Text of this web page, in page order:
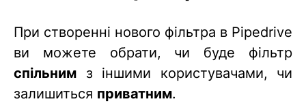
При створенні нового фільтра в Pipedrive
ви можете обрати, чи буде фільтр
спільним з іншими користувачами, чи
залишиться приватним.